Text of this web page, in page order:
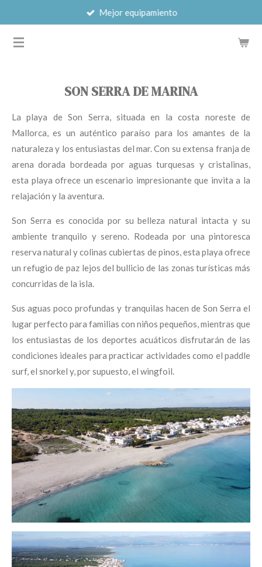
contenido
Mejor equipamiento
SON SERRA DE MARINA
La playa de Son Serra, situada en la costa noreste de
Mallorca, es un auténtico paraíso para los amantes de la
naturaleza y los entusiastas del mar. Con su extensa franja de
arena dorada bordeada por aguas turquesas y cristalinas,
esta playa ofrece un escenario impresionante que invita a la
relajación y la aventura.
Son Serra es conocida por su belleza natural intacta y su
ambiente tranquilo y sereno. Rodeada por una pintoresca
reserva natural y colinas cubiertas de pinos, esta playa ofrece
un refugio de paz lejos del bullicio de las zonas turísticas más
concurridas de la isla.
Sus aguas poco profundas y tranquilas hacen de Son Serra el
lugar perfecto para familias con niños pequeños, mientras que
los entusiastas de los deportes acuáticos disfrutarán de las
condiciones ideales para practicar actividades como el paddle
surf, el snorkel y, por supuesto, el wingfoil.